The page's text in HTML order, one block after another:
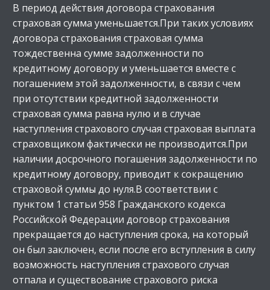
В период действия договора страхования
страховая сумма уменьшается.При таких условиях
договора страхования страховая сумма
тождественна сумме задолженности по
кредитному договору и уменьшается вместе с
погашением этой задолженности, в связи с чем
при отсутствии кредитной задолженности
страховая сумма равна нулю и в случае
наступления страхового случая страховая выплата
страховщиком фактически не производится.При
наличии досрочного погашения задолженности по
кредитному договору, приводит к сокращению
страховой суммы до нуля.В соответствии с
пунктом 1 статьи 958 Гражданского кодекса
Российской Федерации договор страхования
прекращается до наступления срока, на который
он был заключен, если после его вступления в силу
возможность наступления страхового случая
отпала и существование страхового риска